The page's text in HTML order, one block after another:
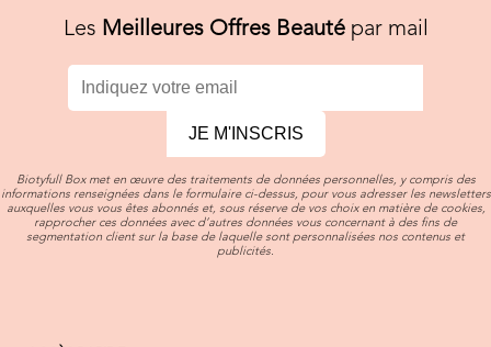
Les Meilleures Offres Beautépar mail
JE M'INSCRIS
Biotyfull Box met en œuvre des traitements de données personnelles, y compris des
informations renseignées dans le formulaire ci-dessus, pour vous adresser les newsletters
auxquelles vous vous êtes abonnés et, sous réserve de vos choix en matière de cookies,
rapprocher ces données avec d’autres données vous concernant à des fins de
segmentation client sur la base de laquelle sont personnalisées nos contenus et
publicités.